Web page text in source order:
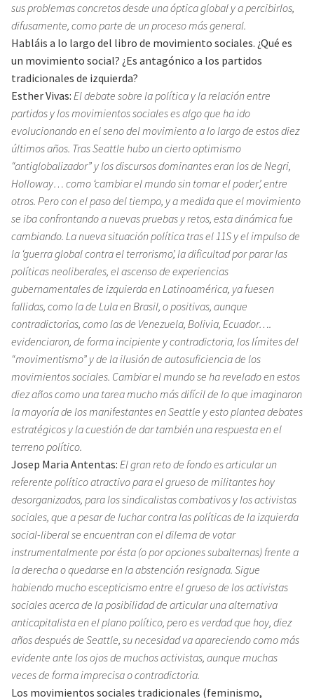
sus problemas concretos desde una óptica global y a percibirlos,
difusamente, como parte de un proceso más general.
Habláis a lo largo del libro de movimiento sociales. ¿Qué es
un movimiento social? ¿Es antagónico a los partidos
tradicionales de izquierda?
Esther Vivas: El debate sobre la política y la relación entre
partidos y los movimientos sociales es algo que ha ido
evolucionando en el seno del movimiento a lo largo de estos diez
últimos años. Tras Seattle hubo un cierto optimismo
“antiglobalizador” y los discursos dominantes eran los de Negri,
Holloway… como ‘cambiar el mundo sin tomar el poder’, entre
otros. Pero con el paso del tiempo, y a medida que el movimiento
se iba confrontando a nuevas pruebas y retos, esta dinámica fue
cambiando. La nueva situación política tras el 11S y el impulso de
la ‘guerra global contra el terrorismo’, la dificultad por parar las
políticas neoliberales, el ascenso de experiencias
gubernamentales de izquierda en Latinoamérica, ya fuesen
fallidas, como la de Lula en Brasil, o positivas, aunque
contradictorias, como las de Venezuela, Bolivia, Ecuador….
evidenciaron, de forma incipiente y contradictoria, los límites del
“movimentismo” y de la ilusión de autosuficiencia de los
movimientos sociales. Cambiar el mundo se ha revelado en estos
diez años como una tarea mucho más difícil de lo que imaginaron
la mayoría de los manifestantes en Seattle y esto plantea debates
estratégicos y la cuestión de dar también una respuesta en el
terreno político.
Josep Maria Antentas: El gran reto de fondo es articular un
referente político atractivo para el grueso de militantes hoy
desorganizados, para los sindicalistas combativos y los activistas
sociales, que a pesar de luchar contra las políticas de la izquierda
social-liberal se encuentran con el dilema de votar
instrumentalmente por ésta (o por opciones subalternas) frente a
la derecha o quedarse en la abstención resignada. Sigue
habiendo mucho escepticismo entre el grueso de los activistas
sociales acerca de la posibilidad de articular una alternativa
anticapitalista en el plano político, pero es verdad que hoy, diez
años después de Seattle, su necesidad va apareciendo como más
evidente ante los ojos de muchos activistas, aunque muchas
veces de forma imprecisa o contradictoria.
Los movimientos sociales tradicionales (feminismo,